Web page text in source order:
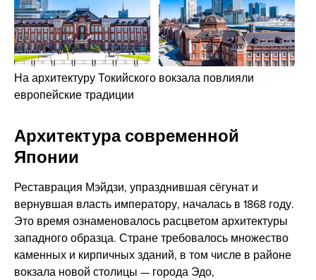
На архитектуру Токийского вокзала повлияли
европейские традиции
Архитектура современной
Японии
Реставрация Мэйдзи, упразднившая сёгунат и
вернувшая власть императору, началась в 1868 году.
Это время ознаменовалось расцветом архитектуры
западного образца. Стране требовалось множество
каменных и кирпичных зданий, в том числе в районе
вокзала новой столицы — города Эдо,